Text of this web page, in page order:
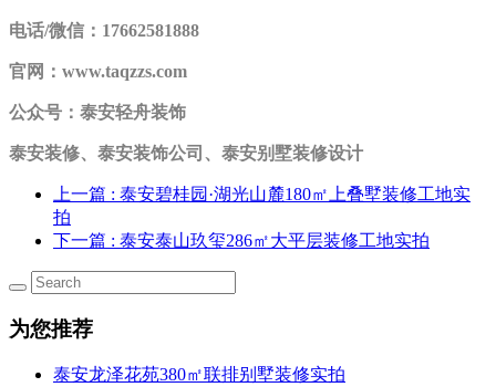
电话/微信：17662581888
官网：www.taqzzs.com
公众号：泰安轻舟装饰
泰安装修、泰安装饰公司、泰安别墅装修设计
上一篇 : 泰安碧桂园·湖光山麓180㎡上叠墅装修工地实
拍
下一篇 : 泰安泰山玖玺286㎡大平层装修工地实拍
为您推荐
泰安龙泽花苑380㎡联排别墅装修实拍